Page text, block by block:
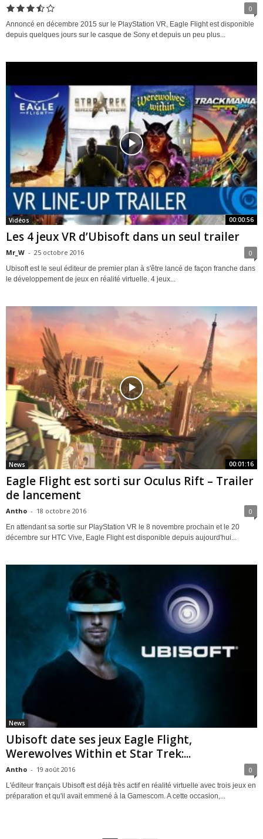
0
Annoncé en décembre 2015 sur le PlayStation VR, Eagle Flight est disponible
depuis quelques jours sur le casque de Sony et depuis un peu plus...
00:00:56
Vidéos
Les 4 jeux VR d’Ubisoft dans un seul trailer
Mr_W - 25 octobre 2016 0
Ubisoft est le seul éditeur de premier plan à s'être lancé de façon franche dans
le développement de jeux en réalité virtuelle. 4 jeux...
00:01:16
News
Eagle Flight est sorti sur Oculus Rift – Trailer
de lancement
Antho - 18 octobre 2016 0
En attendant sa sortie sur PlayStation VR le 8 novembre prochain et le 20
décembre sur HTC Vive, Eagle Flight est disponible depuis aujourd'hui...
News
Ubisoft date ses jeux Eagle Flight,
Werewolves Within et Star Trek:...
Antho - 19 août 2016 0
L'éditeur français Ubisoft est déjà très actif en réalité virtuelle avec trois jeux en
préparation et qu'il avait emmené à la Gamescom. A cette occasion,...